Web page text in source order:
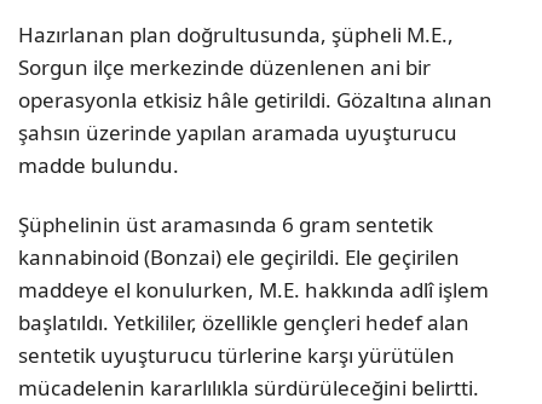
Hazırlanan plan doğrultusunda, şüpheli M.E.,
Sorgun ilçe merkezinde düzenlenen ani bir
operasyonla etkisiz hâle getirildi. Gözaltına alınan
şahsın üzerinde yapılan aramada uyuşturucu
madde bulundu.
Şüphelinin üst aramasında 6 gram sentetik
kannabinoid (Bonzai) ele geçirildi. Ele geçirilen
maddeye el konulurken, M.E. hakkında adlî işlem
başlatıldı. Yetkililer, özellikle gençleri hedef alan
sentetik uyuşturucu türlerine karşı yürütülen
mücadelenin kararlılıkla sürdürüleceğini belirtti.